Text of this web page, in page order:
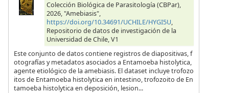
Colección Biológica de Parasitología (CBPar),
2026, "Amebiasis",
https://doi.org/10.34691/UCHILE/HYGI5U,
Repositorio de datos de investigación de la
Universidad de Chile, V1
Este conjunto de datos contiene registros de diapositivas, f
otografías y metadatos asociados a Entamoeba histolytica,
agente etiológico de la amebiasis. El dataset incluye trofozo
itos de Entamoeba histolytica en intestino, trofozoito de En
tamoeba histolytica en deposición, lesion...